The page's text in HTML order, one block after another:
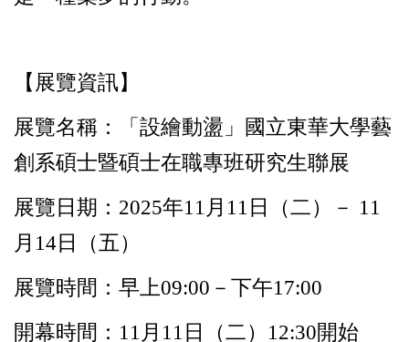
【展覽資訊】
展覽名稱：「設繪動盪」國立東華大學藝
創系碩士暨碩士在職專班研究生聯展
展覽日期：2025年11月11日（二）－ 11
月14日（五）
展覽時間：早上09:00－下午17:00
開幕時間：11月11日（二）12:30開始